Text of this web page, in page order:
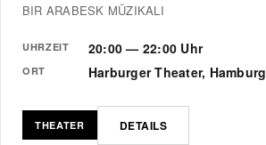
BIR ARABESK MÜZIKALI
UHRZEIT 20:00 — 22:00 Uhr
ORT Harburger Theater, Hamburg
THEATER DETAILS